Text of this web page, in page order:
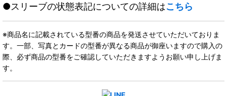
●スリーブの状態表記についての詳細はこちら
※商品名に記載されている型番の商品を発送させていただいておりま
す。一部、写真とカードの型番が異なる商品が御座いますので購入の
際、必ず商品の型番をご確認していただきますようお願い申し上げま
す。